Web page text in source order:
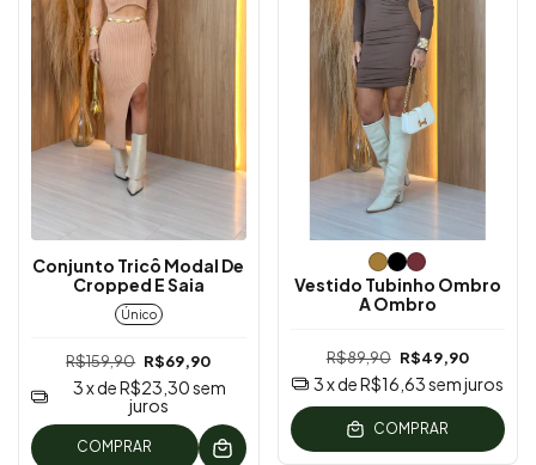
Conjunto Tricô Modal De
Cropped E Saia
Único
R$159,90 R$69,90
3x deR$23,30sem
juros
COMPRAR
Vestido Tubinho Ombro
A Ombro
R$89,90 R$49,90
3x deR$16,63sem juros
COMPRAR